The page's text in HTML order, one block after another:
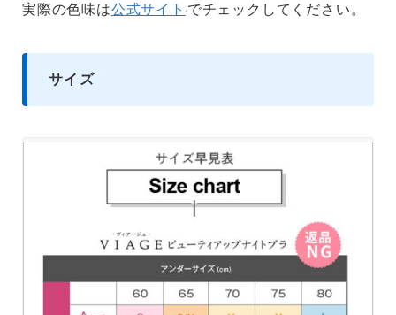
実際の色味は公式サイト でチェックしてください。
サイズ